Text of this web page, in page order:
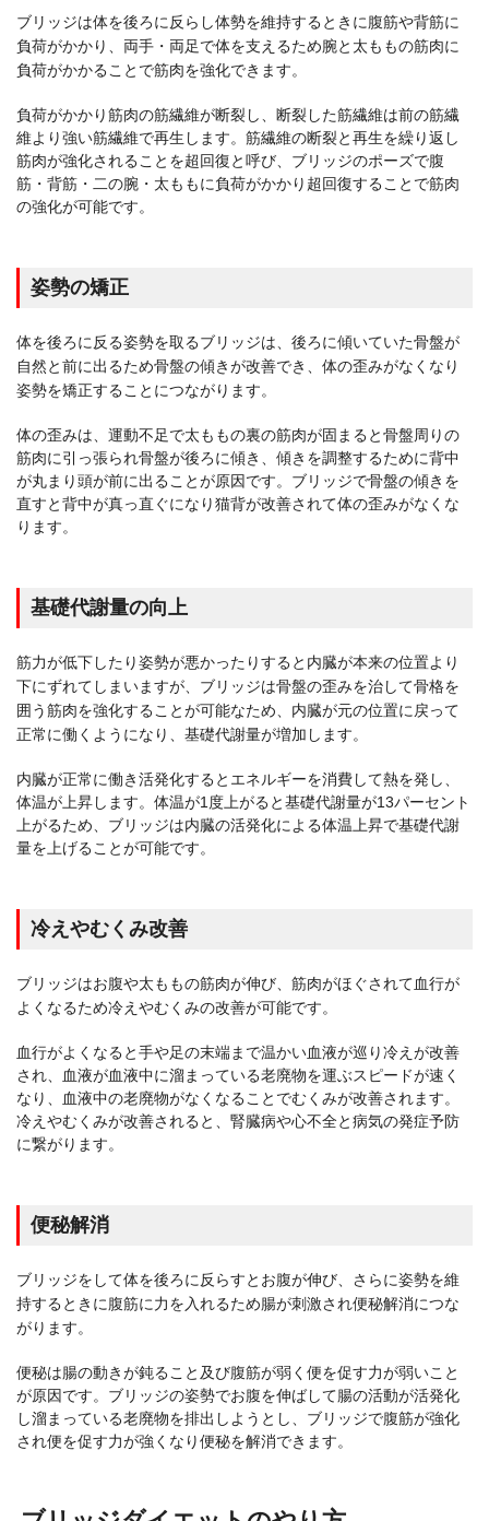
ブリッジは体を後ろに反らし体勢を維持するときに腹筋や背筋に
負荷がかかり、両手・両足で体を支えるため腕と太ももの筋肉に
負荷がかかることで筋肉を強化できます。
負荷がかかり筋肉の筋繊維が断裂し、断裂した筋繊維は前の筋繊
維より強い筋繊維で再生します。筋繊維の断裂と再生を繰り返し
筋肉が強化されることを超回復と呼び、ブリッジのポーズで腹
筋・背筋・二の腕・太ももに負荷がかかり超回復することで筋肉
の強化が可能です。
姿勢の矯正
体を後ろに反る姿勢を取るブリッジは、後ろに傾いていた骨盤が
自然と前に出るため骨盤の傾きが改善でき、体の歪みがなくなり
姿勢を矯正することにつながります。
体の歪みは、運動不足で太ももの裏の筋肉が固まると骨盤周りの
筋肉に引っ張られ骨盤が後ろに傾き、傾きを調整するために背中
が丸まり頭が前に出ることが原因です。ブリッジで骨盤の傾きを
直すと背中が真っ直ぐになり猫背が改善されて体の歪みがなくな
ります。
基礎代謝量の向上
筋力が低下したり姿勢が悪かったりすると内臓が本来の位置より
下にずれてしまいますが、ブリッジは骨盤の歪みを治して骨格を
囲う筋肉を強化することが可能なため、内臓が元の位置に戻って
正常に働くようになり、基礎代謝量が増加します。
内臓が正常に働き活発化するとエネルギーを消費して熱を発し、
体温が上昇します。体温が1度上がると基礎代謝量が13パーセント
上がるため、ブリッジは内臓の活発化による体温上昇で基礎代謝
量を上げることが可能です。
冷えやむくみ改善
ブリッジはお腹や太ももの筋肉が伸び、筋肉がほぐされて血行が
よくなるため冷えやむくみの改善が可能です。
血行がよくなると手や足の末端まで温かい血液が巡り冷えが改善
され、血液が血液中に溜まっている老廃物を運ぶスピードが速く
なり、血液中の老廃物がなくなることでむくみが改善されます。
冷えやむくみが改善されると、腎臓病や心不全と病気の発症予防
に繋がります。
便秘解消
ブリッジをして体を後ろに反らすとお腹が伸び、さらに姿勢を維
持するときに腹筋に力を入れるため腸が刺激され便秘解消につな
がります。
便秘は腸の動きが鈍ること及び腹筋が弱く便を促す力が弱いこと
が原因です。ブリッジの姿勢でお腹を伸ばして腸の活動が活発化
し溜まっている老廃物を排出しようとし、ブリッジで腹筋が強化
され便を促す力が強くなり便秘を解消できます。